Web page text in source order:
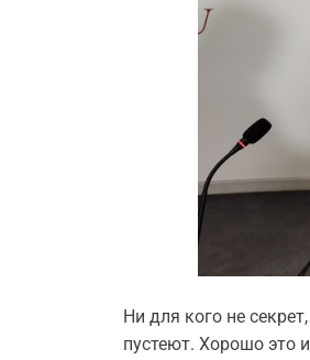
Ни для кого не
пустеют. Хорошо это